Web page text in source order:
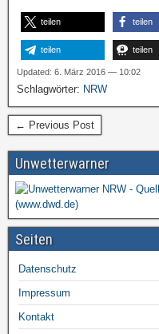
teilen teilen
teilen teilen
Updated: 6. März 2016 — 10:02
Schlagwörter: NRW
← Previous Post
Unwetterwarner
Seiten
Datenschutz
Impressum
Kontakt